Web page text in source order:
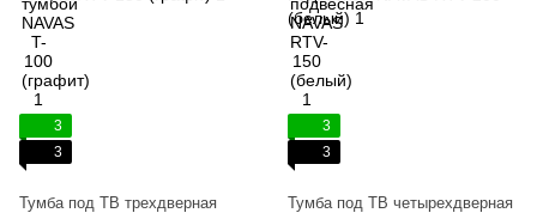
3
3
Тумба под ТВ трехдверная
3
3
Тумба под ТВ четырехдверная